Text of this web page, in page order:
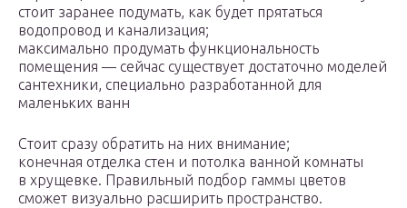
стоит заранее подумать, как будет прятаться
водопровод и канализация;
максимально продумать функциональность
помещения — сейчас существует достаточно моделей
сантехники, специально разработанной для
маленьких ванн
Стоит сразу обратить на них внимание;
конечная отделка стен и потолка ванной комнаты
в хрущевке. Правильный подбор гаммы цветов
сможет визуально расширить пространство.